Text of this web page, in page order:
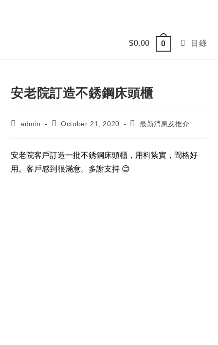
$0.00 0 目錄
安老院訂造不銹鋼床頭櫃
Postadmin
PostOctober 21, 2020
Post最新消息及推介
安老院客戶訂造一批不銹鋼床頭櫃，用料紥實，間格好
用。客戶感到很滿意。多謝支持 😊